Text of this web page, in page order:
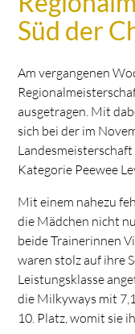
Süd der
Am vergangenen
ausgetragen. Mit
sich bei der im
Kategorie Peewee
Mit einem nahezu
die Mädchen nicht
beide Trainerinnen
waren stolz auf ihre
Leistungsklasse
die Milkyways mit
10. Platz, womit sie